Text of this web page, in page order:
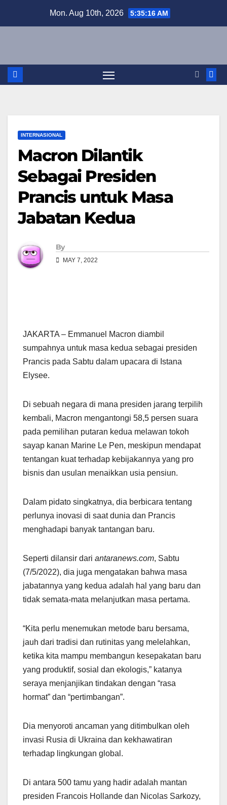
Mon. Aug 10th, 2026 5:35:17 AM
INTERNASIONAL
Macron Dilantik
Sebagai Presiden
Prancis untuk Masa
Jabatan Kedua
By
MAY 7, 2022
JAKARTA – Emmanuel Macron diambil
sumpahnya untuk masa kedua sebagai presiden
Prancis pada Sabtu dalam upacara di Istana
Elysee.
Di sebuah negara di mana presiden jarang terpilih
kembali, Macron mengantongi 58,5 persen suara
pada pemilihan putaran kedua melawan tokoh
sayap kanan Marine Le Pen, meskipun mendapat
tentangan kuat terhadap kebijakannya yang pro
bisnis dan usulan menaikkan usia pensiun.
Dalam pidato singkatnya, dia berbicara tentang
perlunya inovasi di saat dunia dan Prancis
menghadapi banyak tantangan baru.
Seperti dilansir dari antaranews.com, Sabtu
(7/5/2022), dia juga mengatakan bahwa masa
jabatannya yang kedua adalah hal yang baru dan
tidak semata-mata melanjutkan masa pertama.
“Kita perlu menemukan metode baru bersama,
jauh dari tradisi dan rutinitas yang melelahkan,
ketika kita mampu membangun kesepakatan baru
yang produktif, sosial dan ekologis,” katanya
seraya menjanjikan tindakan dengan “rasa
hormat” dan “pertimbangan”.
Dia menyoroti ancaman yang ditimbulkan oleh
invasi Rusia di Ukraina dan kekhawatiran
terhadap lingkungan global.
Di antara 500 tamu yang hadir adalah mantan
presiden Francois Hollande dan Nicolas Sarkozy,